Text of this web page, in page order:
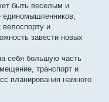
быть веселым и
и
завести новых
себя большую часть
транспорт и
планирования намного